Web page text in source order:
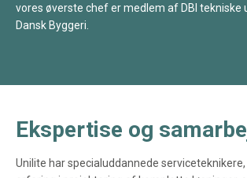
vores øverste chef er medlem af DBI tekniske
Dansk Byggeri.
Ekspertise og
Unilite har specialuddannede